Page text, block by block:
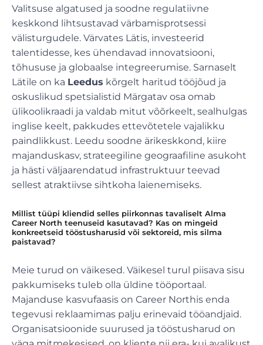
Valitsuse algatused ja soodne regulatiivne
keskkond lihtsustavad värbamisprotsessi
välisturgudele. Värvates Lätis, investeerid
talentidesse, kes ühendavad innovatsiooni,
tõhususe ja globaalse integreerumise. Sarnaselt
Lätile on ka Leedus kõrgelt haritud tööjõud ja
oskuslikud spetsialistid Märgatav osa omab
ülikoolikraadi ja valdab mitut võõrkeelt, sealhulgas
inglise keelt, pakkudes ettevõtetele vajalikku
paindlikkust. Leedu soodne ärikeskkond, kiire
majanduskasv, strateegiline geograafiline asukoht
ja hästi väljaarendatud infrastruktuur teevad
sellest atraktiivse sihtkoha laienemiseks.
Millist tüüpi kliendid selles piirkonnas tavaliselt Alma
Career North teenuseid kasutavad? Kas on mingeid
konkreetseid tööstusharusid või sektoreid, mis silma
paistavad?
Meie turud on väikesed. Väikesel turul piisava sisu
pakkumiseks tuleb olla üldine tööportaal.
Majanduse kasvufaasis on Career Northis enda
tegevusi reklaamimas palju erinevaid tööandjaid.
Organisatsioonide suurused ja tööstusharud on